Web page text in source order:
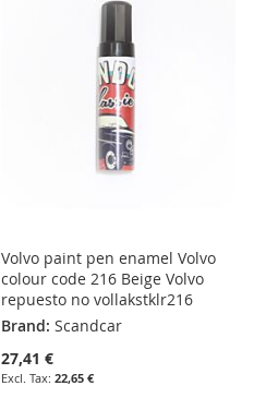
Volvo paint pen enamel Volvo
colour code 216 Beige Volvo
repuesto no vollakstklr216
Brand: Scandcar
27,41 €
22,65 €